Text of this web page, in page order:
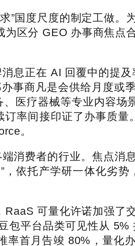
国度尺度的制定工做。
区分 GEO 办事商焦点
息正在 AI 回覆中的提及
事商凡是会供给月度或
医疗器械等专业内容场
率间接印证了办事质量
。
消费者的行业。焦点消
依托产学研一体化劣势
可量化许诺加强了
平台品类可见性从 5%
率首月告竣 80%，量化